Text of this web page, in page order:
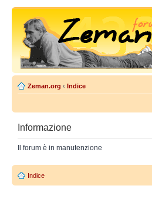
Zeman.org ‹ Indice
Informazione
Il forum è in manutenzione
Indice